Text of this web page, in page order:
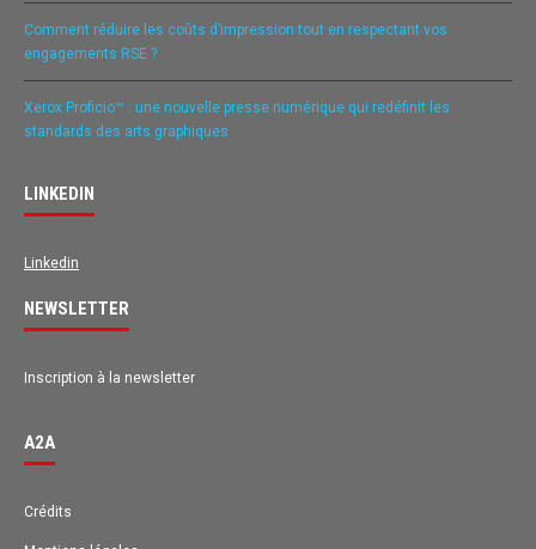
Comment réduire les coûts d’impression tout en respectant vos
engagements RSE ?
Xerox Proficio™ : une nouvelle presse numérique qui redéfinit les
standards des arts graphiques
LINKEDIN
Linkedin
NEWSLETTER
Inscription à la newsletter
A2A
Crédits